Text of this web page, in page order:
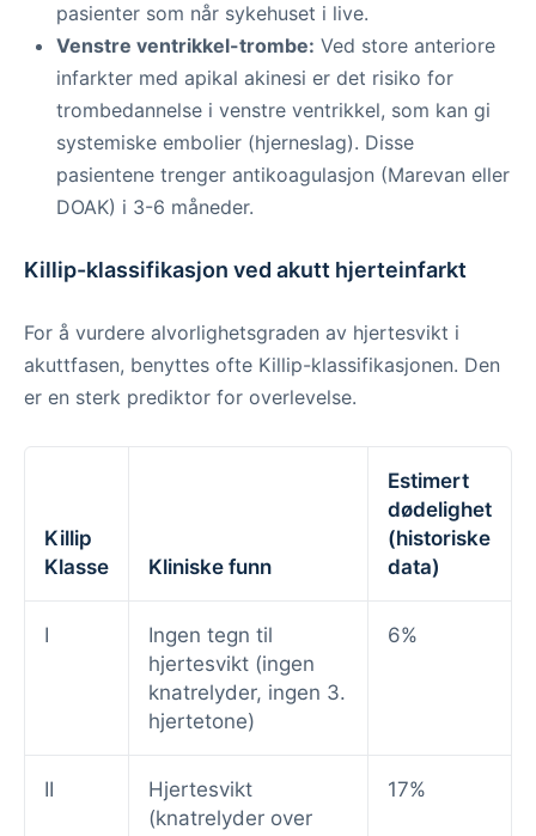
pasienter som når sykehuset i live.
Venstre ventrikkel-trombe: Ved store anteriore
infarkter med apikal akinesi er det risiko for
trombedannelse i venstre ventrikkel, som kan gi
systemiske embolier (hjerneslag). Disse
pasientene trenger antikoagulasjon (Marevan eller
DOAK) i 3-6 måneder.
Killip-klassifikasjon ved akutt hjerteinfarkt
For å vurdere alvorlighetsgraden av hjertesvikt i
akuttfasen, benyttes ofte Killip-klassifikasjonen. Den
er en sterk prediktor for overlevelse.
Killip
Klasse
Kliniske funn
Estimert
dødelighet
(historiske
data)
I
Ingen tegn til
hjertesvikt (ingen
knatrelyder, ingen 3.
hjertetone)
6%
II
Hjertesvikt
(knatrelyder over
17%